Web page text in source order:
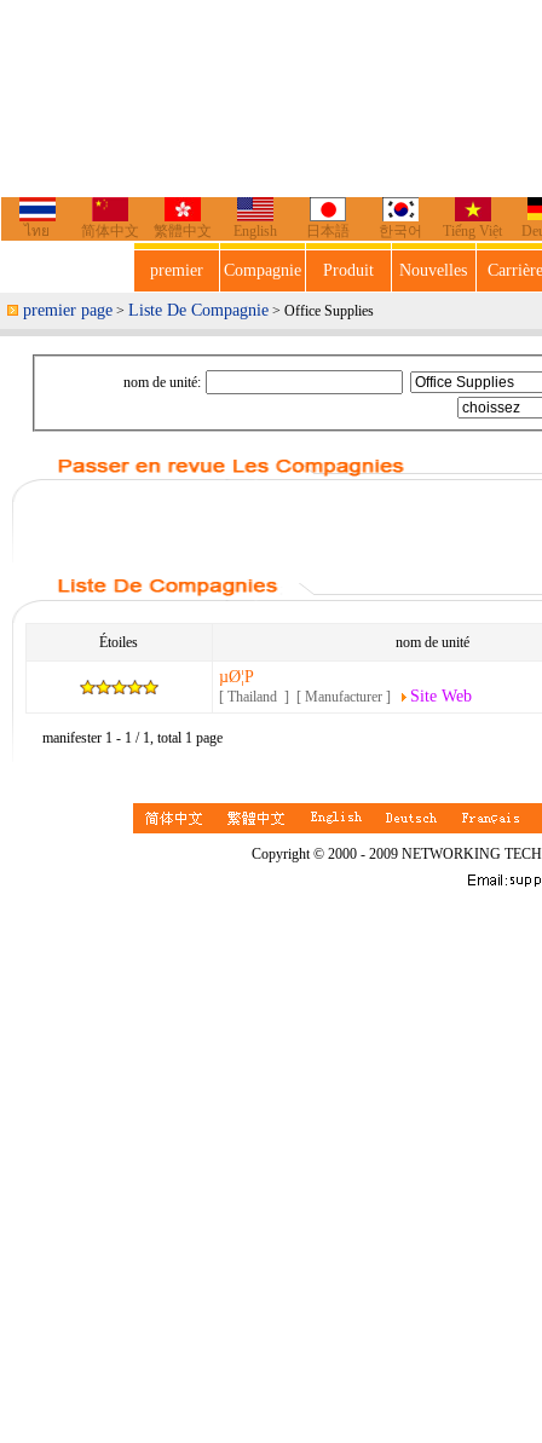
ไทย 简体中文 繁體中文 English 日本語 한국어 Tiếng Việt
premier Compagnie Produit Nouvelles
premier page > Liste De Compagnie > Office Supplies
nom de unité:
Étoiles nom de unité
µØ¦P
[ Thailand ] [ Manufacturer ] Site Web
manifester 1 - 1 / 1, total 1 page
Copyright © 2000 - 2009 NETWORKING